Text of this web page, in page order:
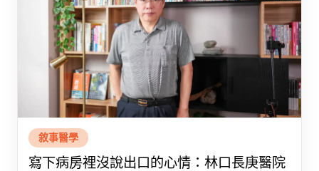
敘事醫學
寫下病房裡沒說出口的心情：林口長庚醫院